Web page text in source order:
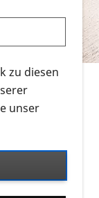
zum
Website
an.
Videos zu
werden in
zu diesen
unser